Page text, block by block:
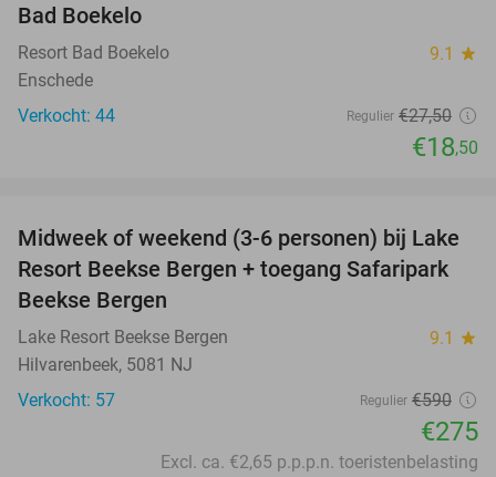
Bad Boekelo
Resort Bad Boekelo 9.1 star
Enschede
Verkocht: 44
Regulier €27,50
€18,50
53%
Midweek of weekend (3-6 personen) bij Lake
Resort Beekse Bergen + toegang Safaripark
Beekse Bergen
Lake Resort Beekse Bergen 9.1 star
Hilvarenbeek, 5081 NJ
Verkocht: 57
Regulier €590
€275
Excl. ca. €2,65 p.p.p.n. toeristenbelasting